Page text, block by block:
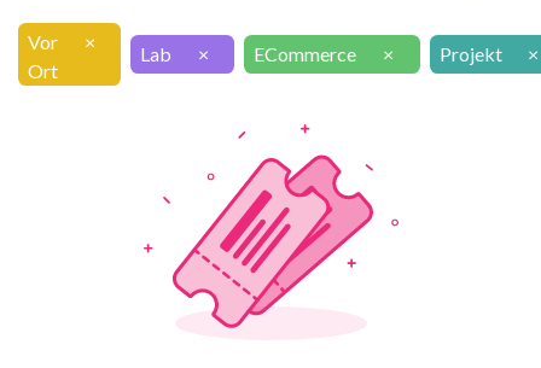
Vor
Ort
×
Lab × ECommerce × Projekt ×